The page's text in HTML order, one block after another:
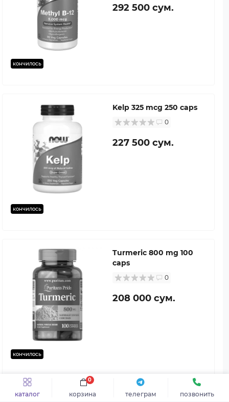
каталог телеграм позвонить
корзина
0
кончилось
292 500 сум.
кончилось
Kelp 325 mcg 250 caps
0
227 500 сум.
кончилось
Turmeric 800 mg 100
caps
0
208 000 сум.
Inosine 500 mg 60 tab